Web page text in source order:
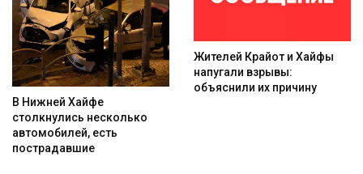
В Нижней Хайфе
столкнулись несколько
автомобилей, есть
пострадавшие
Жителей Крайот и Хайфы
напугали взрывы:
объяснили их причину